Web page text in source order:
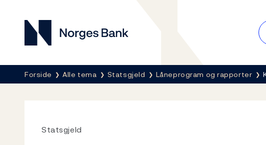
Norges Bank
Her er du nå:
Forside Alle tema Statsgjeld Låneprogram og rapporter
Statsgjeld